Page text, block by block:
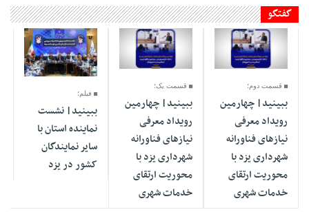
گفتگو
06 Dey 1404 -
قسمت دوم؛
ببینید| چهارمین
رویداد معرفی
نیازهای فناورانه
شهرداری یزد با
محوریت ارتقای
خدمات شهری
06 Dey 1404 -
قسمت یک؛
ببینید| چهارمین
رویداد معرفی
نیازهای فناورانه
شهرداری یزد با
محوریت ارتقای
خدمات شهری
29 Azar 1404 -
فیلم؛
ببینید| نشست
نماینده استان با
سایر نمایندگان
کشور در یزد